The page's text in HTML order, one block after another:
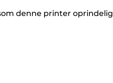
denne printer